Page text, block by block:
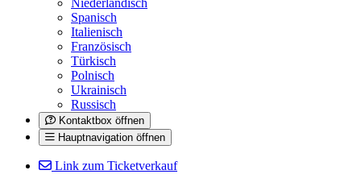
Niederländisch
Spanisch
Italienisch
Französisch
Türkisch
Polnisch
Ukrainisch
Russisch
Kontaktbox öffnen
Hauptnavigation öffnen
Link zum Ticketverkauf